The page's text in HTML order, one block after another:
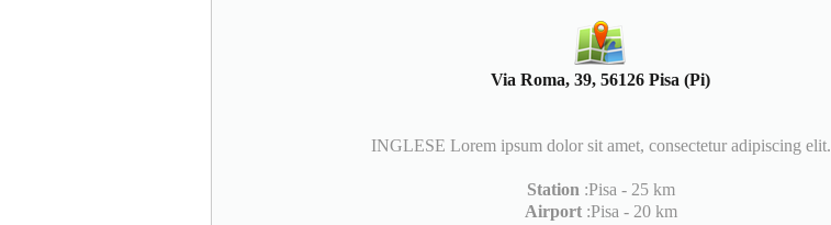
Via Roma, 39, 56126 Pisa (Pi)
INGLESE Lorem ipsum dolor sit amet, consectetur adipiscing elit.
Station :Pisa - 25 km
Airport:Pisa - 20 km